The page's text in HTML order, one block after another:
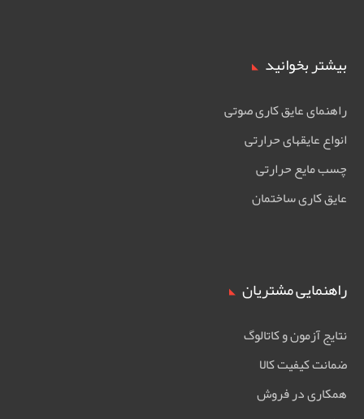
بیشتر بخوانید
راهنمای عایق کاری صوتی
انواع عایقهای حرارتی
چسب مایع حرارتی
عایق کاری ساختمان
راهنمایی مشتریان
نتایج آزمون و کاتالوگ
ضمانت کیفیت کالا
همکاری در فروش